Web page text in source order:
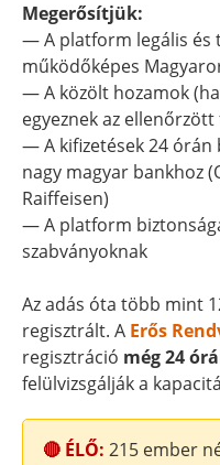
Megerősítjük:
— A platform legális és
működőképes
— A közölt hozamok
egyeznek az
— A kifizetések 24 órán
nagy magyar bankhoz
Raiffeisen)
— A platform
szabványoknak
Az adás óta több mint
regisztrált. A Erős
regisztráció még 24
felülvizsgálják a
🔴 ÉLŐ: 215ember